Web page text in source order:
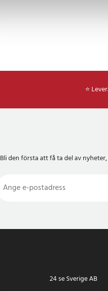
⭐
Bli den första att få ta del av
24 se Sverige AB